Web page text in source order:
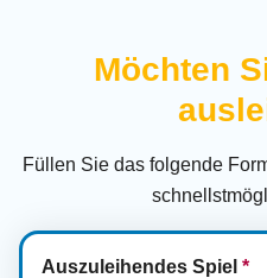
Möchten
Füllen Sie das folgende
Auszuleihendes Spiel *